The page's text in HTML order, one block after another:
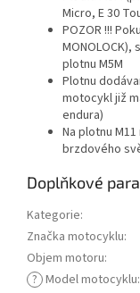
Micro, E 30
POZOR !!!
plotnu M5M
Plotnu
motocykl již
endura)
Na plotnu
brzdového
Doplňkové
Kategorie:
Značka motocyklu:
Objem motoru:
? Model motocyklu: